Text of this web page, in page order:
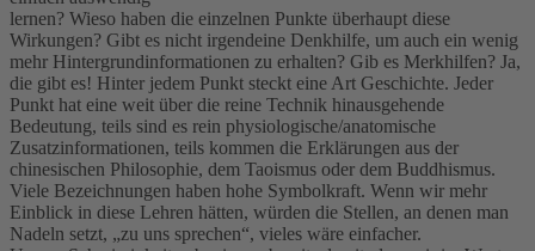
lernen? Wieso haben die einzelnen Punkte überhaupt diese
Wirkungen? Gibt es nicht irgendeine Denkhilfe, um auch ein wenig
mehr Hintergrundinformationen zu erhalten? Gib es Merkhilfen? Ja,
die gibt es! Hinter jedem Punkt steckt eine Art Geschichte. Jeder
Punkt hat eine weit über die reine Technik hinausgehende
Bedeutung, teils sind es rein physiologische/anatomische
Zusatzinformationen, teils kommen die Erklärungen aus der
chinesischen Philosophie, dem Taoismus oder dem Buddhismus.
Viele Bezeichnungen haben hohe Symbolkraft. Wenn wir mehr
Einblick in diese Lehren hätten, würden die Stellen, an denen man
Nadeln setzt, „zu uns sprechen“, vieles wäre einfacher.